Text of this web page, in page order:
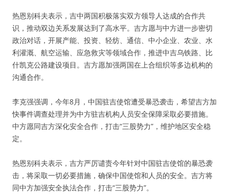
热恩别科夫表示，吉中两国积极落实双方领导人达成的合作共
识，推动双边关系发展达到了高水平。吉方愿与中方进一步密切
政治对话，开展产能、投资、轻纺、通信、中小企业、农业、水
利灌溉、航空运输、应急救灾等领域合作，推进中吉乌铁路、比
什凯克公路建设项目。吉方愿加强两国在上合组织等多边机构的
沟通合作。
李克强强调，今年8月，中国驻吉使馆遭受暴恐袭击，希望吉方加
快事件调查处理并为中方驻吉机构人员安全保障采取必要措施。
中方愿同吉方深化安全合作，打击“三股势力”，维护地区安全稳
定。
热恩别科夫表示，吉方严厉谴责今年针对中国驻吉使馆的暴恐袭
击，将采取一切必要措施，确保中国使馆和人员的安全。吉方将
同中方加强安全执法合作，打击“三股势力”。